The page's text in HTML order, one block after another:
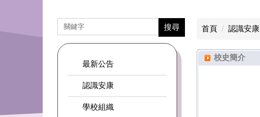
搜尋
最新公告
認識安康
學校組織
首頁 認識安康
校史簡介